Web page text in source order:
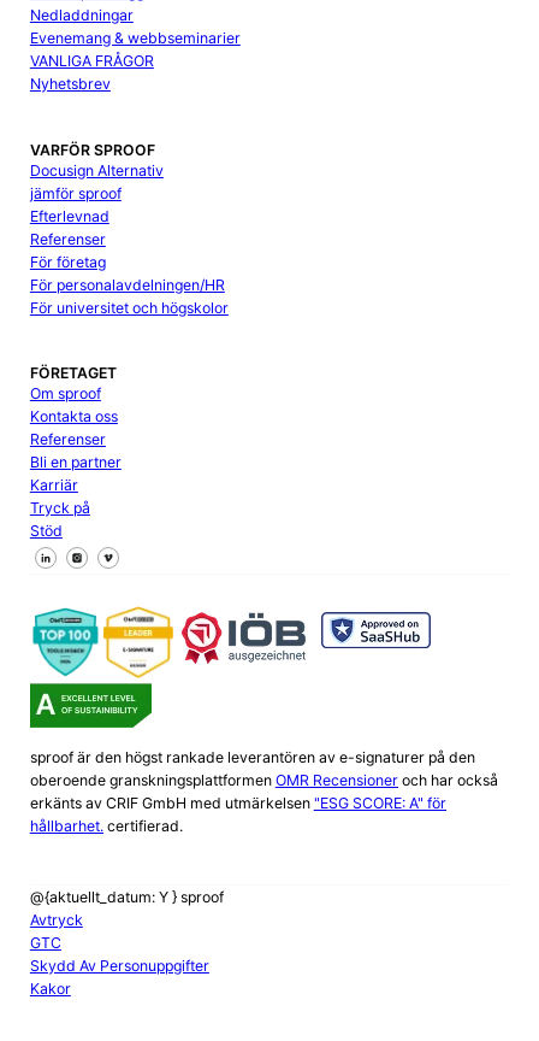
Nedladdningar
Evenemang & webbseminarier
VANLIGA FRÅGOR
Nyhetsbrev
VARFÖR SPROOF
Docusign Alternativ
jämför sproof
Efterlevnad
Referenser
För företag
För personalavdelningen/HR
För universitet och högskolor
FÖRETAGET
Om sproof
Kontakta oss
Referenser
Bli en partner
Karriär
Tryck på
Stöd
Följ oss på Facebook
Följ oss på X
Följ oss på LinkedIn
sproof är den högst rankade leverantören av e-signaturer på den
oberoende granskningsplattformen OMR Recensioneroch har också
erkänts av CRIF GmbH med utmärkelsen "ESG SCORE: A" för
hållbarhet.certifierad.
@{aktuellt_datum: Y } sproof
Avtryck
GTC
Skydd Av Personuppgifter
Kakor